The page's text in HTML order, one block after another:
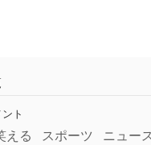
ト
える スポーツ ニュース